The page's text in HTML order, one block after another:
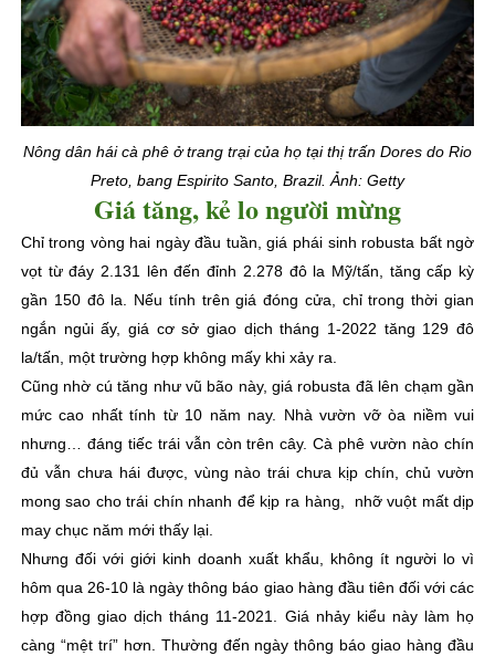
Nông dân hái cà phê ở trang trại của họ tại thị trấn Dores do Rio
Preto, bang Espirito Santo, Brazil. Ảnh: Getty
Giá tăng, kẻ lo người mừng
Chỉ trong vòng hai ngày đầu tuần, giá phái sinh robusta bất ngờ
vọt từ đáy 2.131 lên đến đỉnh 2.278 đô la Mỹ/tấn, tăng cấp kỳ
gần 150 đô la. Nếu tính trên giá đóng cửa, chỉ trong thời gian
ngắn ngủi ấy, giá cơ sở giao dịch tháng 1-2022 tăng 129 đô
la/tấn, một trường hợp không mấy khi xảy ra.
Cũng nhờ cú tăng như vũ bão này, giá robusta đã lên chạm gần
mức cao nhất tính từ 10 năm nay. Nhà vườn vỡ òa niềm vui
nhưng… đáng tiếc trái vẫn còn trên cây. Cà phê vườn nào chín
đủ vẫn chưa hái được, vùng nào trái chưa kịp chín, chủ vườn
mong sao cho trái chín nhanh để kịp ra hàng, nhỡ vuột mất dịp
may chục năm mới thấy lại.
Nhưng đối với giới kinh doanh xuất khẩu, không ít người lo vì
hôm qua 26-10 là ngày thông báo giao hàng đầu tiên đối với các
hợp đồng giao dịch tháng 11-2021. Giá nhảy kiểu này làm họ
càng “mệt trí” hơn. Thường đến ngày thông báo giao hàng đầu